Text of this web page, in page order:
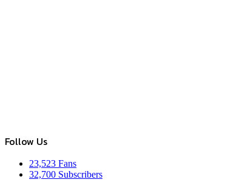
Follow Us
23,523 Fans
32,700 Subscribers